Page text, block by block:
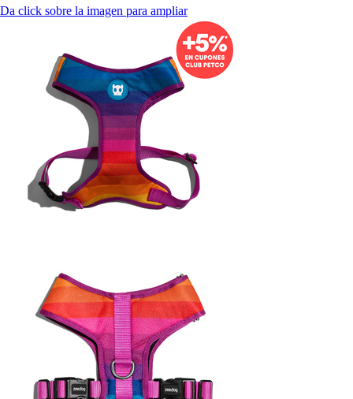
Da click sobre la imagen para ampliar